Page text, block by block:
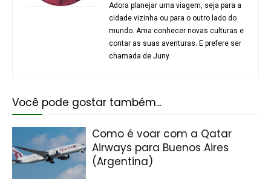
Adora planejar uma viagem, seja para a
cidade vizinha ou para o outro lado do
mundo. Ama conhecer novas culturas e
contar as suas aventuras. E prefere ser
chamada de Juny.
Você pode gostar também...
Como é voar com a Qatar
Airways para Buenos Aires
(Argentina)